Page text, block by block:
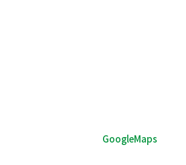
GoogleMaps